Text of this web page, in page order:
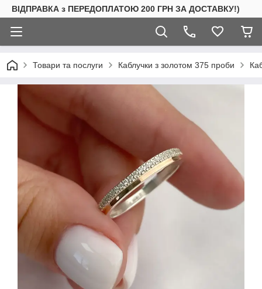
ВІДПРАВКА з ПЕРЕДОПЛАТОЮ 200 ГРН ЗА ДОСТАВКУ!)
Товари та послуги Каблучки з золотом 375 проби